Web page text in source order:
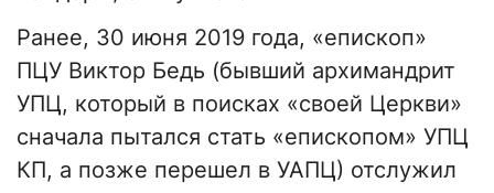
Ранее, 30 июня 2019 года, «епископ»
ПЦУ Виктор Бедь (бывший архимандрит
УПЦ, который в поисках «своей Церкви»
сначала пытался стать «епископом» УПЦ
КП, а позже перешел в УАПЦ) отслужил